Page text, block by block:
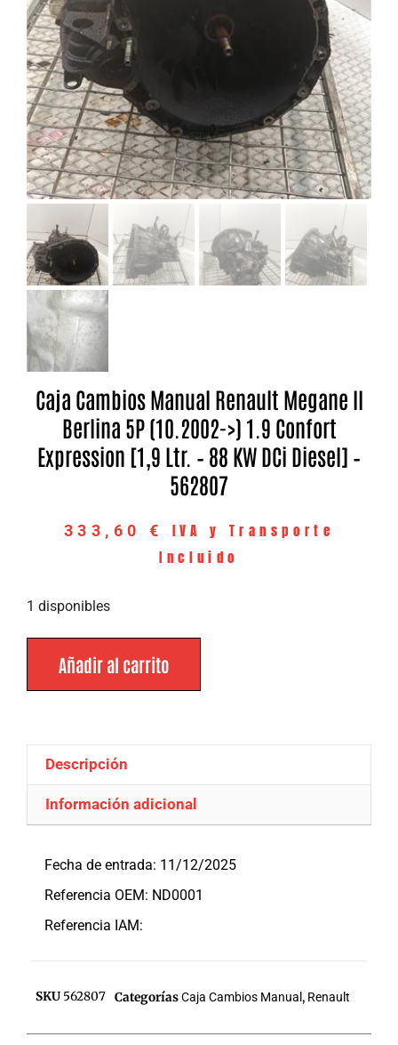
Caja Cambios Manual Renault Megane II
Berlina 5P (10.2002->) 1.9 Confort
Expression [1,9 Ltr. – 88 KW DCi Diesel] –
562807
333,60 €
IVA y Transporte
Incluido
1 disponibles
Añadir al carrito
Descripción
Información adicional
Fecha de entrada: 11/12/2025
Referencia OEM: ND0001
Referencia IAM:
SKU 562807 CategoríasCaja Cambios Manual , Renault